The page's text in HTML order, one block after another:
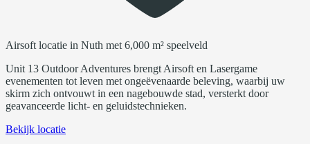
Airsoft locatie in Nuth met 6,000 m² speelveld
Unit 13 Outdoor Adventures brengt Airsoft en Lasergame
evenementen tot leven met ongeëvenaarde beleving, waarbij uw
skirm zich ontvouwt in een nagebouwde stad, versterkt door
geavanceerde licht- en geluidstechnieken.
Bekijk locatie